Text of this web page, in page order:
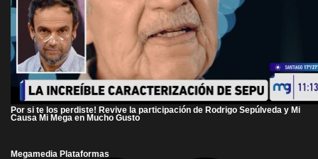
Por si te los perdiste! Revive la participación de Rodrigo Sepúlveda y Mi
Causa Mi Mega en Mucho Gusto
Megamedia Plataformas